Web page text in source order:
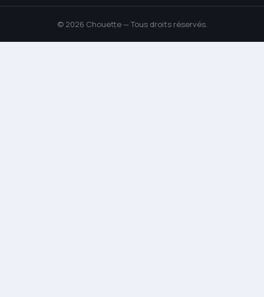
© 2026 Chouette — Tous droits réservés.